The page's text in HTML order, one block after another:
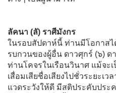
ลัคนา (ลั) ราศีมังกร
ในรอบสัปดาห์นี้ ท่านมีโอกาส
รบกวนของผู้อื่น ดาวศุกร์ (๖) ด
ท่านโคจรในเรือนวินาศ แม้จะ
เสื่อมเสียชื่อเสียงไปชั่วระยะเ
แวดระวังให้ดี มีสติประคับประ